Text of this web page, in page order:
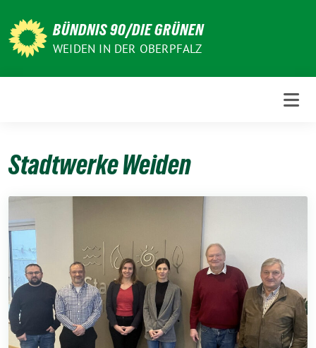
zum
Inhalt
BÜNDNIS 90/DIE GRÜNEN
WEIDEN IN DER OBERPFALZ
Stadtwerke Weiden